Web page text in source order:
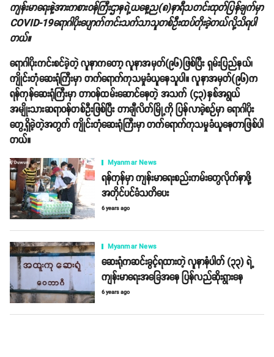
ကျန်းမာရေးနဲ့အားကစားဝန်ကြီးဌာနရဲ့ယနေ့ည(၈)နာရီသတင်းထုတ်ပြန်ချက်မှာ
COVID-19ရောဂါပိုးပျောက်ကင်းသက်သာသူတစ်ဦးထပ်တိုးခဲ့တယ်လို့သိရပါ
တယ်။
ရောဂါပိုးကင်းစင်ခဲ့တဲ့ လူနာကတော့ လူနာအမှတ်(၉၆)ဖြစ်ပြီး ရှမ်းပြည်နယ်၊
ကျိုင်းတုံဆေးရုံကြီးမှာ တက်ရောက်ကုသမှုခံယူနေသူပါ။ လူနာအမှတ်(၉၆)က
ရန်ကုန်ဆေးရုံကြီးမှာ တာဝန်ထမ်းဆောင်နေတဲ့ အသက် (၄၃)နှစ်အရွယ်
အမျိုးသားဆရာဝန်တစ်ဦးဖြစ်ပြီး တာချီလိတ်မြို့ကို ပြန်လာခဲ့စဉ်မှာ ရောဂါပိုး
တွေ့ရှိခဲ့တဲ့အတွက် ကျိုင်းတုံဆေးရုံကြီးမှာ တက်ရောက်ကုသမှုခံယူနေတာဖြစ်ပါ
တယ်။
Myanmar News
ရန်ကုန်မှာ ကျန်းမာရေးစည်းကမ်းတွေလိုက်နာဖို့
အတိုင်ပင်ခံသတိပေး
6 years ago
Myanmar News
ဆေးရုံကဆင်းခွင့်ရထားတဲ့ လူနာနံပါတ် (၃၃) ရဲ့
ကျန်းမာရေးအခြေအနေ ပြန်လည်ဆိုးရွားနေ
6 years ago